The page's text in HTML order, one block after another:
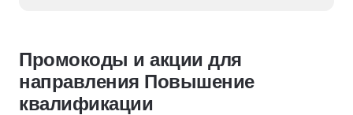
Промокоды и акции для
направления Повышение
квалификации